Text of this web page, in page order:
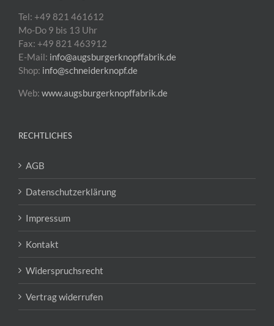
Tel: +49 821 461612
Mo-Do 9 bis 13 Uhr
Fax: +49 821 463912
E-Mail: info@augsburgerknopffabrik.de
Shop: info@schneiderknopf.de
Web: www.augsburgerknopffabrik.de
RECHTLICHES
AGB
Datenschutzerklärung
Impressum
Kontakt
Widerspruchsrecht
Vertrag widerrufen